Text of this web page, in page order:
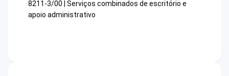
8211-3/00 | Serviços combinados de escritório e
apoio administrativo